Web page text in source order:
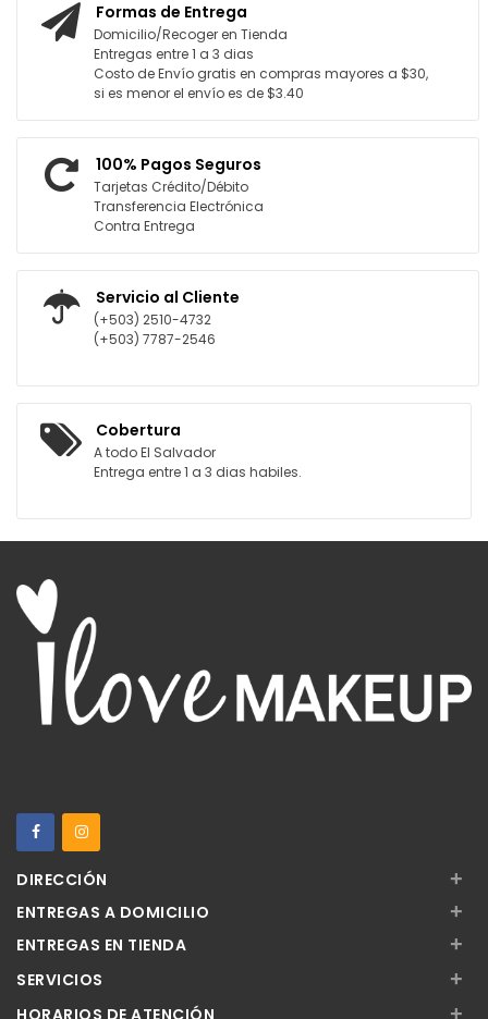
Formas de Entrega
Domicilio/Recoger en Tienda
Entregas entre 1 a 3 dias
Costo de Envío gratis en compras mayores a $30,
si es menor el envío es de $3.40
100% Pagos Seguros
Tarjetas Crédito/Débito
Transferencia Electrónica
Contra Entrega
Servicio al Cliente
(+503) 2510-4732
(+503) 7787-2546
Cobertura
A todo El Salvador
Entrega entre 1 a 3 dias habiles.
DIRECCIÓN +
ENTREGAS A DOMICILIO +
ENTREGAS EN TIENDA +
SERVICIOS +
+